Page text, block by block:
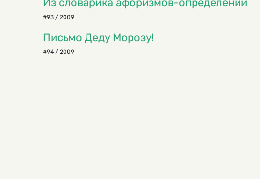
Из словарика афоризмов-определений
#93 / 2009
Письмо Деду Морозу!
#94 / 2009